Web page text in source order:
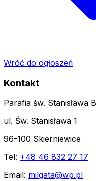
Wróć do ogłoszeń
Kontakt
Parafia św. Stanisława
ul. Św. Stanisława 1
96-100 Skierniewice
Tel: +48 46 832 27 17
Email: milgata@wp.pl